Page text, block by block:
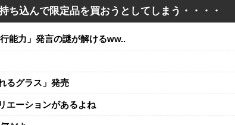
ち込んで限定品を買おうとしてしまう・・・・
能力」発言の謎が解けるww..
るグラス」発売
エーションがあるよね